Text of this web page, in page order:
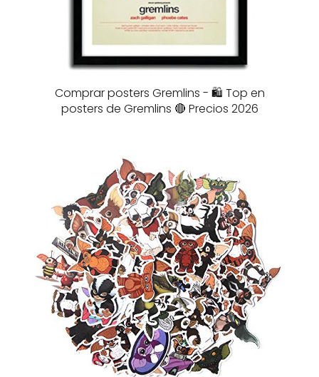
Comprar posters Gremlins - 🛍️ Top en
posters de Gremlins 🔴 Precios 2026